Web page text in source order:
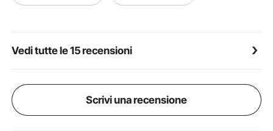
Vedi tutte le 15 recensioni
Scrivi una recensione